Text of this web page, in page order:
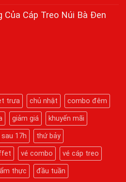
Của Cáp Treo Núi Bà Đen
trưa chủ nhật
combo đêm
giảm giá
khuyến mãi
sau 17h
thứ bảy
vé combo
vé cáp treo
thực
đầu tuần